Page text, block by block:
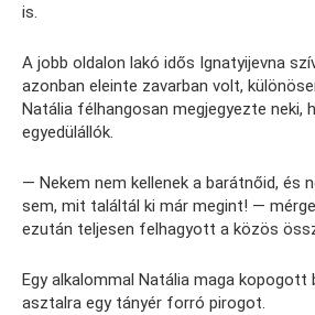
is.
A jobb oldalon lakó idős Ignatyijevna
azonban eleinte zavarban volt,
Natália félhangosan megjegyezte neki,
egyedülállók.
— Nekem nem kellenek a barátnőid, és
sem, mit találtál ki már megint! —
ezután teljesen felhagyott a közös
Egy alkalommal Natália maga
asztalra egy tányér forró pirogot.